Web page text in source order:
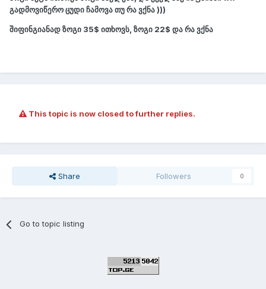
გადმოვიწერო ცუდი ჩამოვა თუ რა ვქნა )))
შიფინგიანად ზოგი 35$ ითხოვს, ზოგი 22$ და რა ვქნა
This topic is now closed to further replies.
Share Followers 0
Go to topic listing